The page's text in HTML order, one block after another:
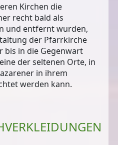
Kirchen die
recht bald als
und entfernt wurden,
der Pfarrkirche
bis in die Gegenwart
der seltenen Orte, in
in ihrem
werden kann.